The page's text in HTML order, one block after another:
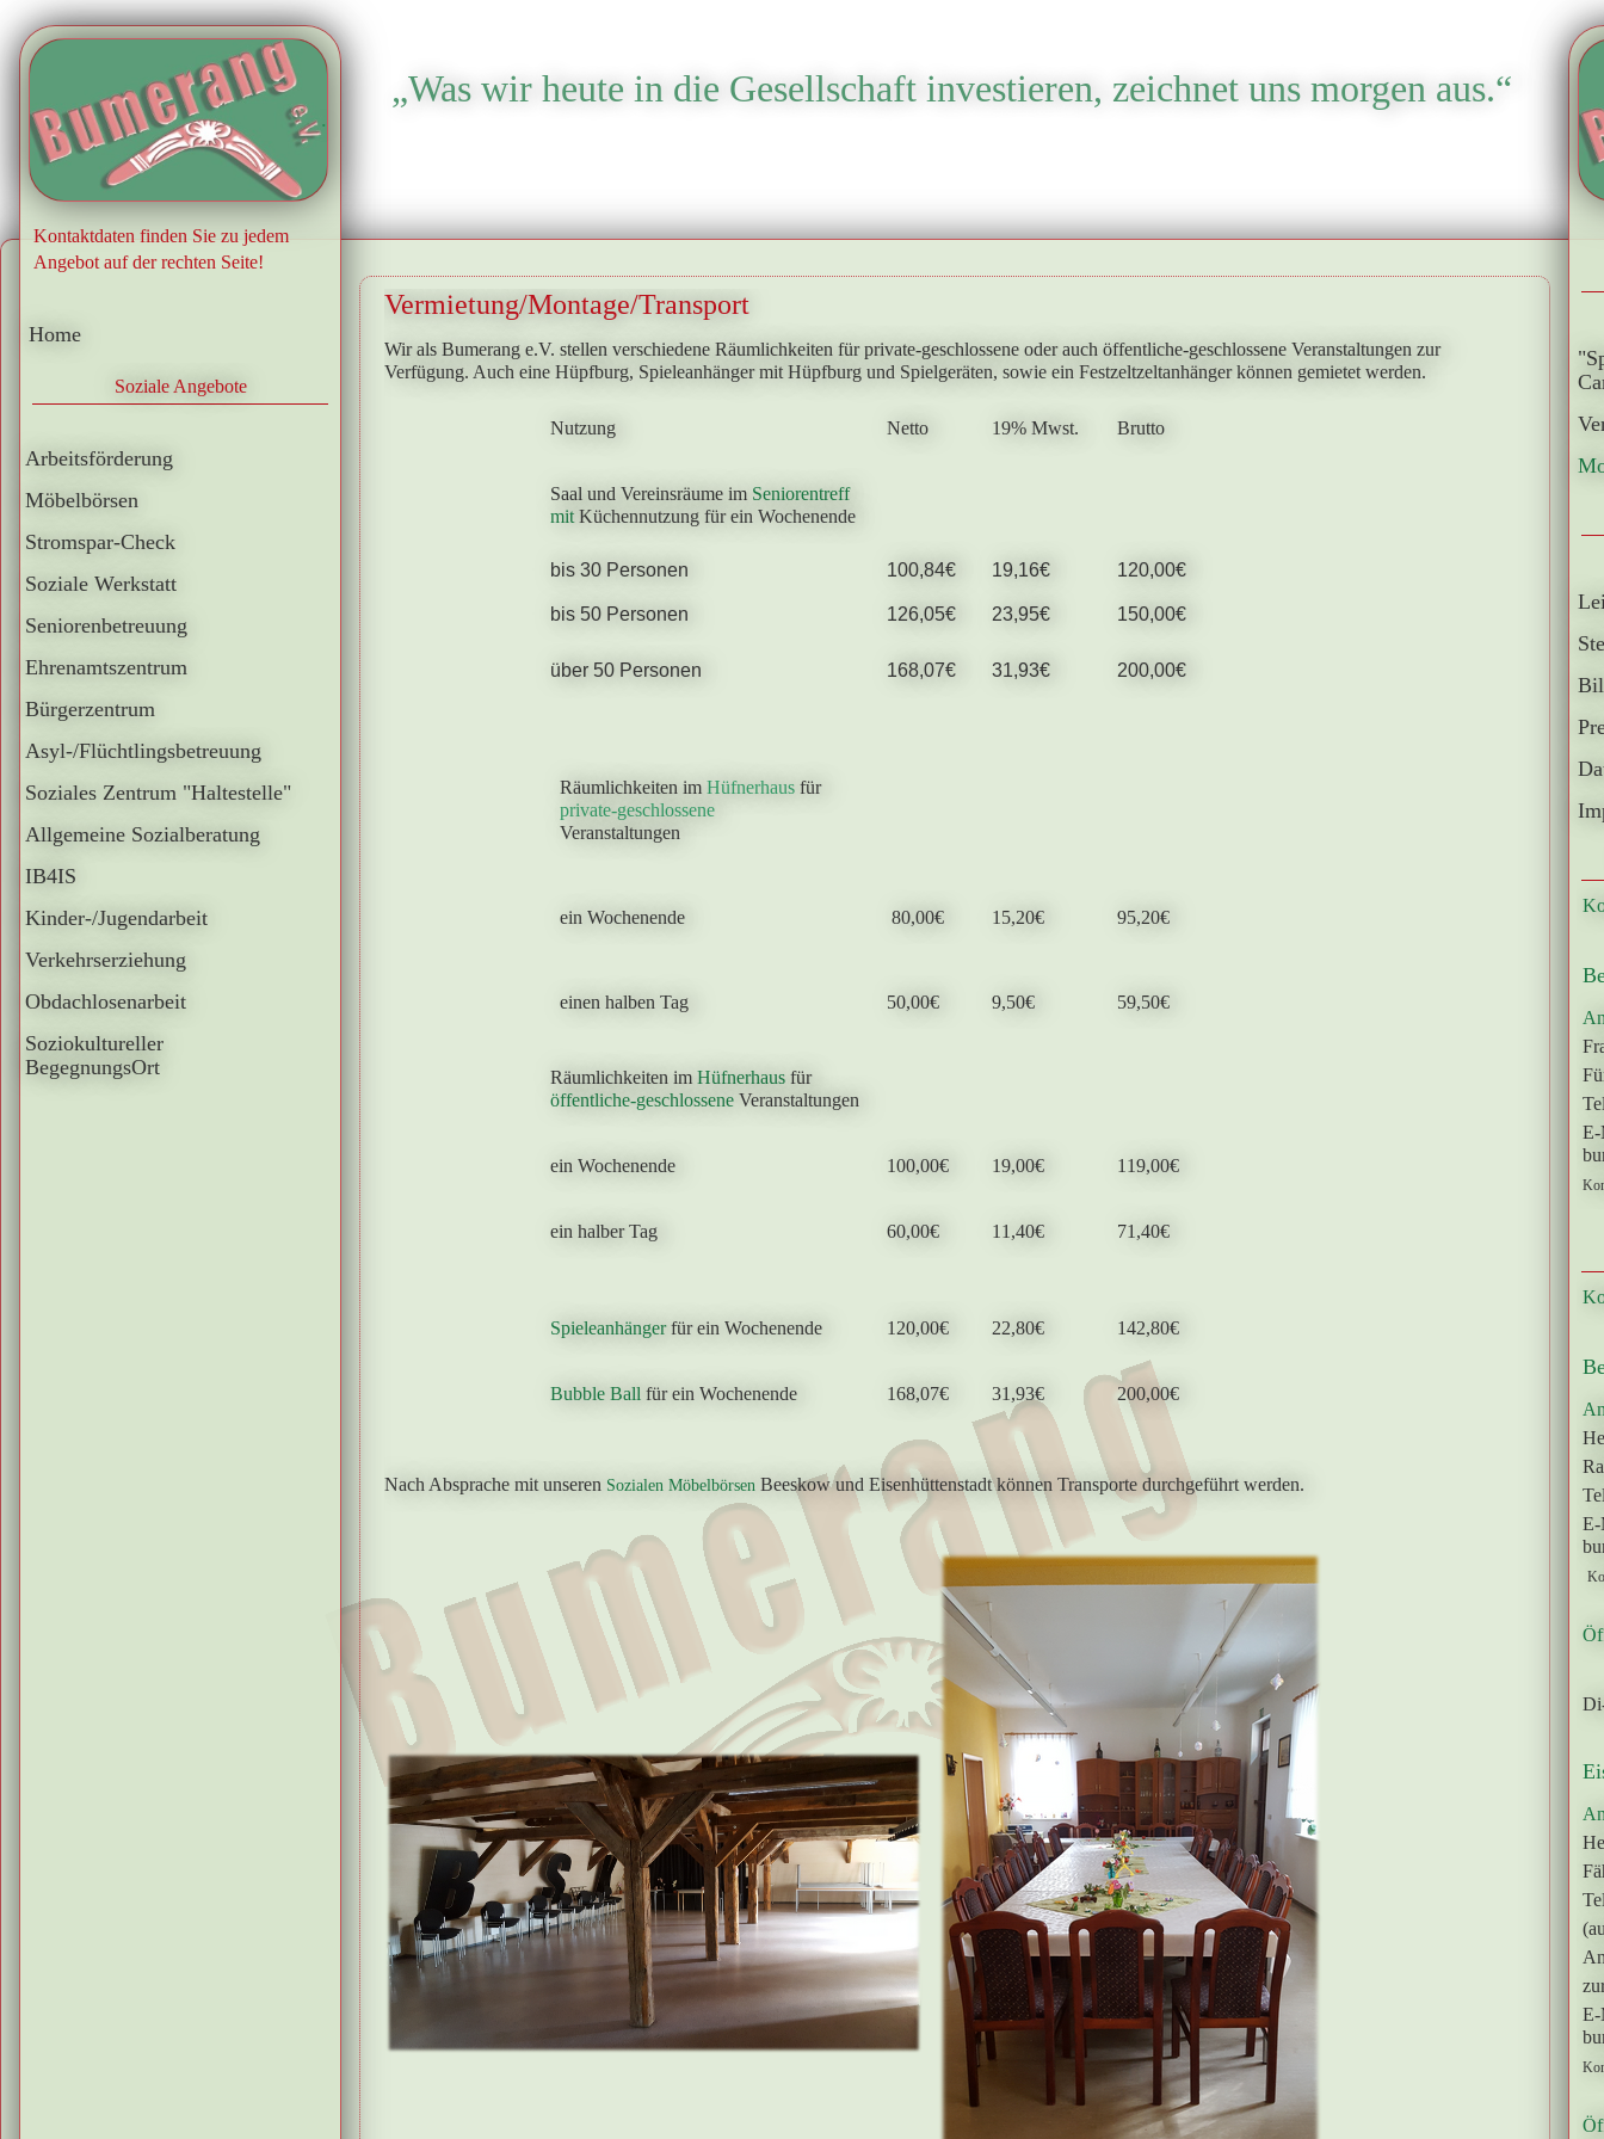
„Was wir heute in die Gesellschaft investieren, zeichnet uns morgen aus.“
.
Kontaktdaten finden Sie zu jedem
Angebot auf der rechten Seite!
Home
Soziale Angebote
Arbeitsförderung
Möbelbörsen
Stromspar-Check
Soziale Werkstatt
Seniorenbetreuung
Ehrenamtszentrum
Bürgerzentrum
Asyl-/Flüchtlingsbetreuung
Soziales Zentrum "Haltestelle"
Allgemeine Sozialberatung
IB4IS
Kinder-/Jugendarbeit
Verkehrserziehung
Obdachlosenarbeit
Soziokultureller
BegegnungsOrt
Vermietung/Montage/Transport
Wir als Bumerang e.V. stellen verschiedene Räumlichkeiten für private-geschlossene oder auch öffentliche-geschlossene Veranstaltungen zur
Verfügung. Auch eine Hüpfburg, Spieleanhänger mit Hüpfburg und Spielgeräten, sowie ein Festzeltzeltanhänger können gemietet werden.
Nutzung Netto 19% Mwst. Brutto
Saal und Vereinsräume im Seniorentreff
mitKüchennutzung für ein Wochenende
bis 30 Personen 100,84€ 19,16€ 120,00€
bis 50 Personen 126,05€ 23,95€ 150,00€
über 50 Personen 168,07€ 31,93€ 200,00€
Räumlichkeiten im Hüfnerhausfür
private-geschlossene
Veranstaltungen
ein Wochenende 80,00€ 15,20€ 95,20€
einen halben Tag 50,00€ 9,50€ 59,50€
Räumlichkeiten im Hüfnerhausfür
öffentliche-geschlosseneVeranstaltungen
ein Wochenende 100,00€ 19,00€ 119,00€
ein halber Tag 60,00€ 11,40€ 71,40€
Spieleanhängerfür ein Wochenende 120,00€ 22,80€ 142,80€
Bubble Ball für ein Wochenende 168,07€ 31,93€ 200,00€
Nach Absprache mit unseren Sozialen Möbelbörsen Beeskow und Eisenhüttenstadt können Transporte durchgeführt werden.